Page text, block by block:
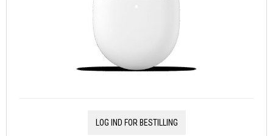
LOG IND FOR BESTILLING